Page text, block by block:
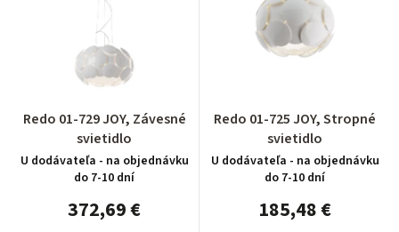
Redo 01-729 JOY, Závesné
svietidlo
U dodávateľa - na objednávku
do 7-10 dní
372,69 €
Redo 01-725 JOY, Stropné
svietidlo
U dodávateľa - na objednávku
do 7-10 dní
185,48 €